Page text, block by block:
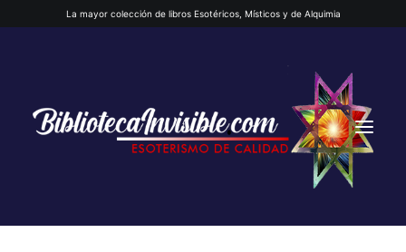
La mayor colección de libros Esotéricos, Místicos y de Alquimia